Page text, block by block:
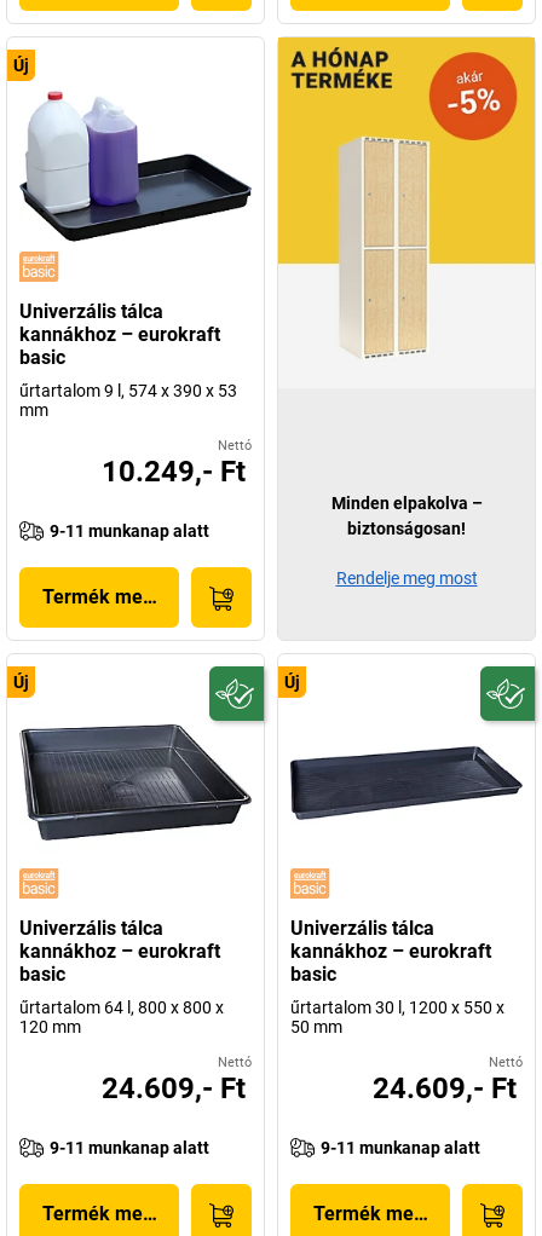
Új
Univerzális tálca
kannákhoz – eurokraft
basic
űrtartalom 9 l, 574 x 390 x 53
mm
Nettó
10.249,- Ft
9-11 munkanap alatt
Termék megjelenítése
Új
Univerzális tálca
kannákhoz – eurokraft
basic
űrtartalom 64 l, 800 x 800 x
120 mm
Nettó
24.609,- Ft
9-11 munkanap alatt
Termék megjelenítése
Új
Univerzális tálca
kannákhoz – eurokraft
basic
űrtartalom 30 l, 1200 x 550 x
50 mm
Nettó
24.609,- Ft
9-11 munkanap alatt
Termék megjelenítése
Minden elpakolva –
biztonságosan!
Rendelje meg most